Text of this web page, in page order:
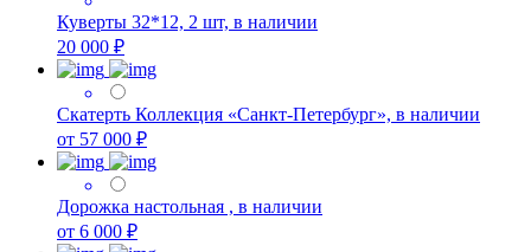
Куверты 32*12, 2 шт, в наличии
20 000 ₽
Скатерть Коллекция «Санкт-Петербург», в наличии
от 57 000 ₽
Дорожка настольная , в наличии
от 6 000 ₽